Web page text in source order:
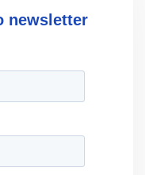
newsletter